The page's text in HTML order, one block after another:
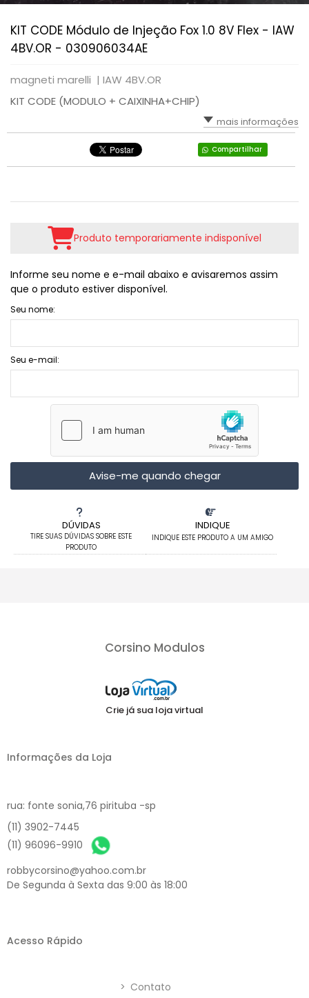
KIT CODE Módulo de Injeção Fox 1.0 8V Flex - IAW
4BV.OR - 030906034AE
magneti marelli | IAW 4BV.OR
KIT CODE (MODULO + CAIXINHA+CHIP)
mais informações
Compartilhar
DÚVIDAS
TIRE SUAS DÚVIDAS SOBRE ESTE
PRODUTO
INDIQUE
INDIQUE ESTE PRODUTO A UM AMIGO
Produto temporariamente indisponível
Informe seu nome e e-mail abaixo e avisaremos assim
que o produto estiver disponível.
Seu nome:
Seu e-mail:
Avise-me quando chegar
Corsino Modulos
Crie já sua loja virtual
Informações da Loja
rua: fonte sonia,76 pirituba -sp
(11) 3902-7445
(11) 96096-9910
robbycorsino@yahoo.com.br
De Segunda à Sexta das 9:00 às 18:00
Acesso Rápido
> Contato